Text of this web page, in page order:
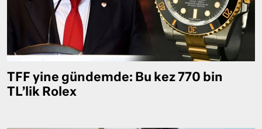
TFF yine gündemde: Bu kez 770 bin
TL’lik Rolex